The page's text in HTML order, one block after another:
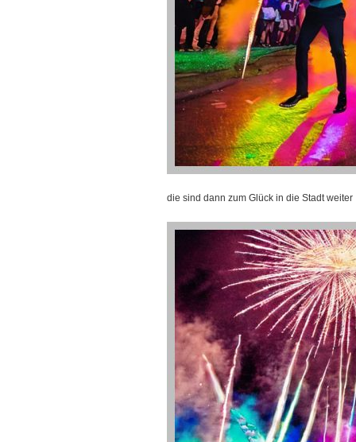
die sind dann zum Glück in die Stadt weiter